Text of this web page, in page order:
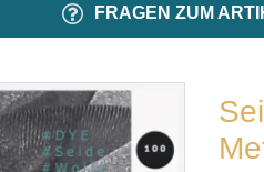
FRAGEN ZUM